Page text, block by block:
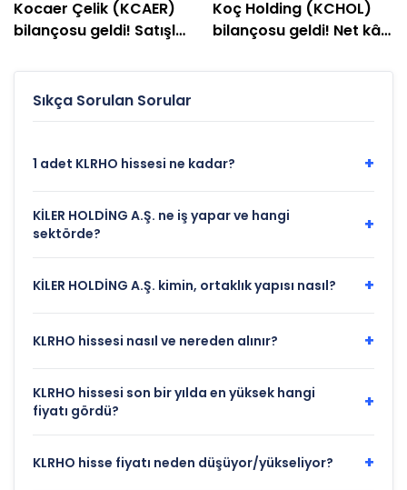
Kocaer Çelik (KCAER)
bilançosu geldi! Satışlar
Koç Holding (KCHOL)
bilançosu geldi! Net kâr
Sıkça Sorulan Sorular
1 adet KLRHO hissesi ne kadar? +
KİLER HOLDİNG A.Ş. ne iş yapar ve hangi
sektörde?
+
KİLER HOLDİNG A.Ş. kimin, ortaklık yapısı nasıl? +
KLRHO hissesi nasıl ve nereden alınır? +
KLRHO hissesi son bir yılda en yüksek hangi
fiyatı gördü?
+
KLRHO hisse fiyatı neden düşüyor/yükseliyor? +